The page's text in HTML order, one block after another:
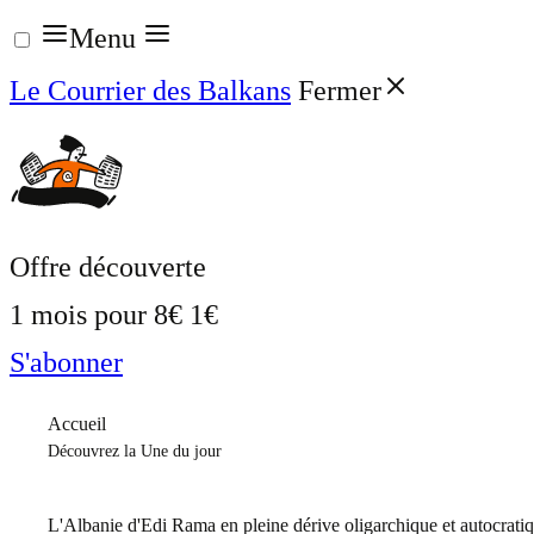
Aller
au
contenu
Menu
Le Courrier des Balkans Fermer
Offre découverte
1 mois pour 8€ 1€
S'abonner
Accueil
Découvrez la Une du jour
L'Albanie d'Edi Rama en pleine dérive oligarchique et